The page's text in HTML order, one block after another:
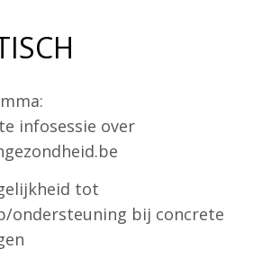
infosessie over
tot
ondersteuning bij concrete